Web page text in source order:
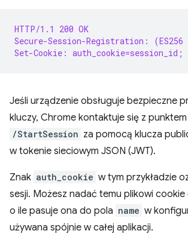
HTTP/1.1 200 OK
Secure-Session-Registration:
Set-Cookie: auth_cookie=session_id;
Jeśli urządzenie obsługuje bezpieczne
kluczy, Chrome kontaktuje się z
/StartSession za pomocą klucza
w tokenie sieciowym JSON (JWT).
Znak auth_cookie w tym przykładzie
sesji. Możesz nadać temu plikowi
o ile pasuje ona do pola name w
używana spójnie w całej aplikacji.